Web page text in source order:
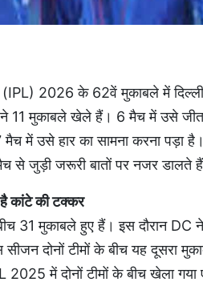
(IPL) 2026 के 62वें मुकाबले में
11 मुकाबले खेले हैं। 6 मैच में उसे
मैच में उसे हार का सामना करना
से जुड़ी जरूरी बातों पर नजर डालते
है कांटे की टक्कर
31 मुकाबले हुए हैं। इस दौरान
दोनों टीमों के बीच यह दूसरा
2025 में दोनों टीमों के बीच खेला